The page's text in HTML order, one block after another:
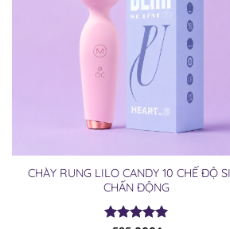
CHÀY RUNG LILO CANDY 10 CHẾ ĐỘ
CHẤN ĐỘNG